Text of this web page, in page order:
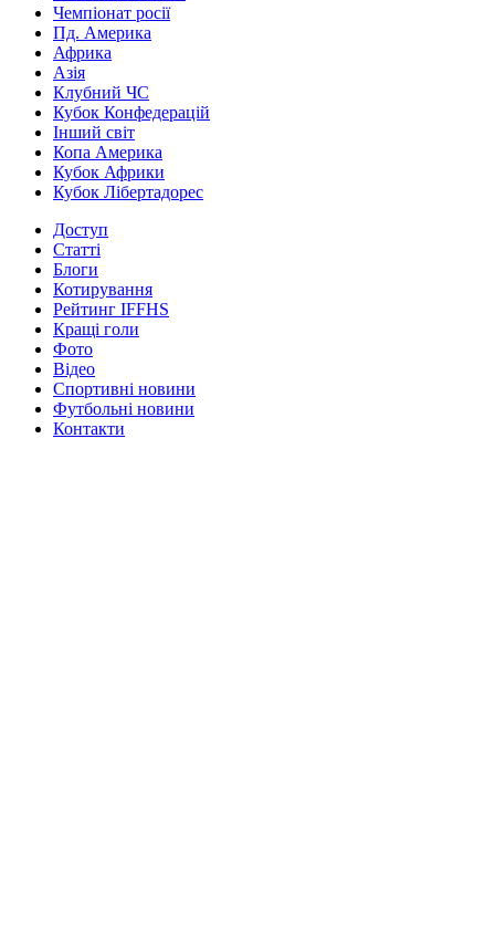
Чемпіонат росії
Пд. Америка
Африка
Азія
Клубний ЧС
Кубок Конфедерацій
Інший світ
Копа Америка
Кубок Африки
Кубок Лібертадорес
Доступ
Статті
Блоги
Котирування
Рейтинг IFFHS
Кращі голи
Фото
Відео
Спортивні новини
Футбольні новини
Контакти